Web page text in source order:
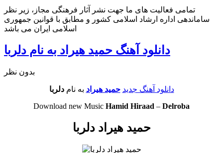
تمامی فعالیت های ما جهت نشر آثار فرهنگی مجاز، زیر نظر
ساماندهی اداره ارشاد اسلامی کشور و مطابق با قوانین جمهوری
اسلامی ایران می باشد
دانلود آهنگ حمید هیراد به نام دلربا
بدون نظر
دانلود آهنگ جدید حمید هیراد به نامدلربا
Download new Music Hamid Hiraad – Delroba
حمید هیراد دلربا